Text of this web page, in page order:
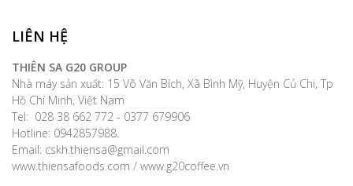
LIÊN HỆ
THIÊN SA G20 GROUP
Nhà máy sản xuất: 15 Võ Văn Bích, Xã Bình Mỹ, Huyện Củ Chi, Tp
Hồ Chí Minh, Việt Nam
Tel: 028 38 662 772 - 0377 679906
Hotline: 0942857988.
Email: cskh.thiensa@gmail.com
www.thiensafoods.com / www.g20coffee.vn